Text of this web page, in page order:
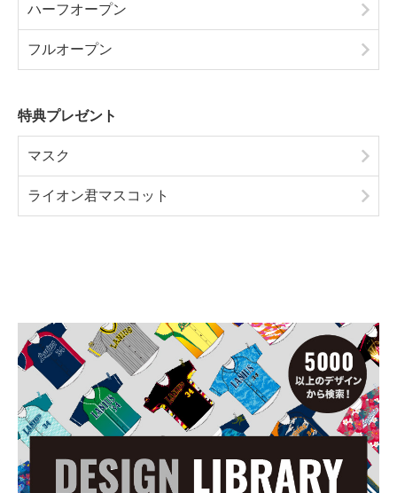
ハーフオープン
フルオープン
特典プレゼント
マスク
ライオン君マスコット